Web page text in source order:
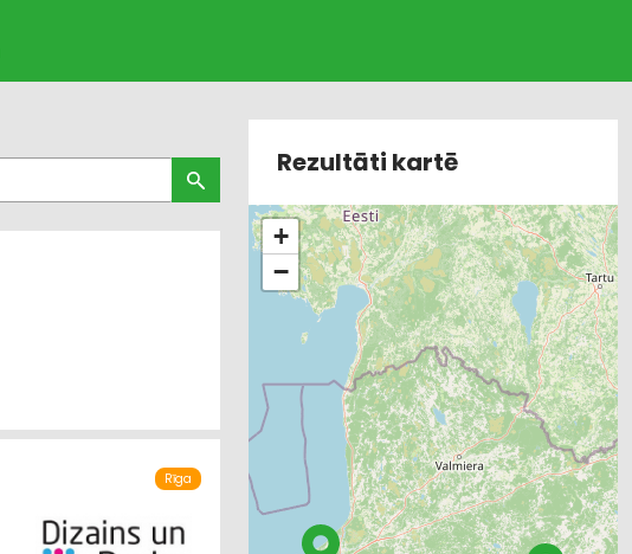
Rīga
Rezultāti kartē
+
−